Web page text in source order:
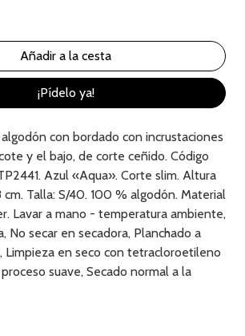
¡Pídelo ya!
con bordado con incrustaciones
y el bajo, de corte ceñido. Código
Azul «Aqua». Corte slim. Altura
cm. Talla: S/40. 100 % algodón. Material
Lavar a mano - temperatura ambiente,
No secar en secadora, Planchado a
Limpieza en seco con tetracloroetileno
suave, Secado normal a la